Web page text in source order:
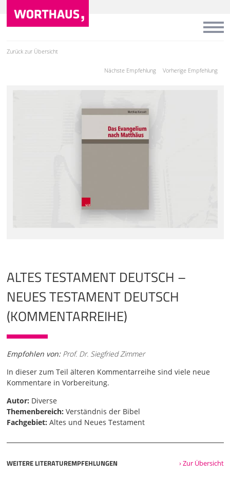
Zurück zur Übersicht
Vorherige Empfehlung
Nächste Empfehlung
ALTES TESTAMENT DEUTSCH –
NEUES TESTAMENT DEUTSCH
(KOMMENTARREIHE)
Empfohlen von: Prof. Dr. Siegfried Zimmer
In dieser zum Teil älteren Kommentarreihe sind viele neue
Kommentare in Vorbereitung.
Autor: Diverse
Themenbereich: Verständnis der Bibel
Fachgebiet: Altes und Neues Testament
WEITERE LITERATUREMPFEHLUNGEN › Zur Übersicht